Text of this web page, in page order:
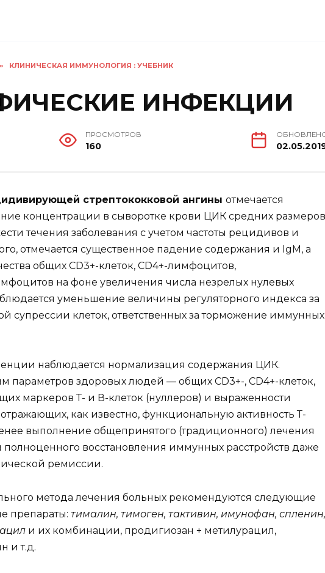
» КЛИНИЧЕСКАЯ ИММУНОЛОГИЯ : УЧЕБНИК
ИНФЕКЦИИ
ПРОСМОТРОВ
160
стрептококковой ангины отмечается
концентрации в сыворотке крови ЦИК средних размеров
течения заболевания с учетом частоты рецидивов и
отмечается существенное падение содержания и IgM, а
общих CD3+-клеток, CD4+-лимфоцитов,
на фоне увеличения числа незрелых нулевых
уменьшение величины регуляторного индекса за
супрессии клеток, ответственных за торможение иммунных
наблюдается нормализация содержания ЦИК.
параметров здоровых людей — общих CD3+-, CD4+-клеток,
маркеров Т- и В-клеток (нуллеров) и выраженности
как известно, функциональную активность Т-
выполнение общепринятого (традиционного) лечения
полноценного восстановления иммунных расстройств даже
ремиссии.
метода лечения больных рекомендуются следующие
препараты: тималин, тимоген, тактивин, имунофан, спленин,
и их комбинации, продигиозан + метилурацил,
и т.д.